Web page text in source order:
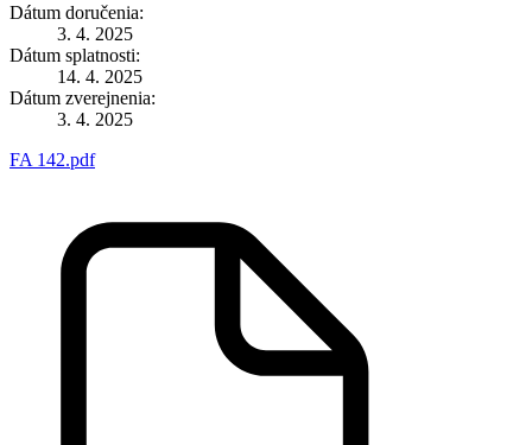
Dátum doručenia:
3. 4. 2025
Dátum splatnosti:
14. 4. 2025
Dátum zverejnenia:
3. 4. 2025
FA 142.pdf